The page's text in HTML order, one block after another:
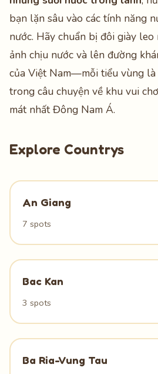
bạn lặn sâu vào các tính năng
nước. Hãy chuẩn bị đôi giày leo
ảnh chịu nước và lên đường
của Việt Nam—mỗi tiểu vùng là
trong câu chuyện về khu vui
mát nhất Đông Nam Á.
Explore Countrys
An Giang
7 spots
Bac Kan
3 spots
Ba Ria-Vung Tau